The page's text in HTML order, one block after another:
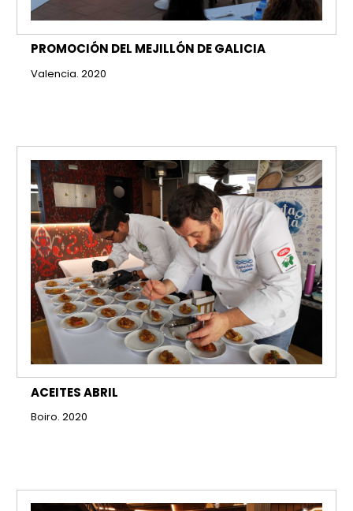
PROMOCIÓN DEL MEJILLÓN DE GALICIA
Valencia. 2020
ACEITES ABRIL
Boiro. 2020